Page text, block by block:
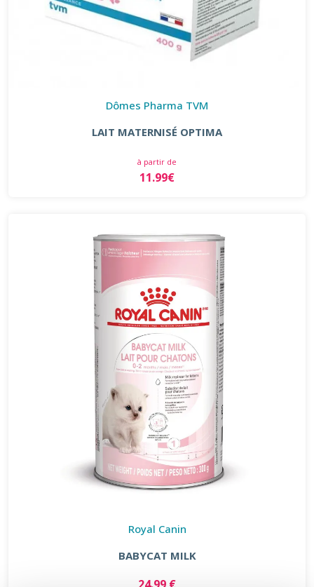
Dômes Pharma TVM
LAIT MATERNISÉ OPTIMA
à partir de
11.99€
Royal Canin
BABYCAT MILK